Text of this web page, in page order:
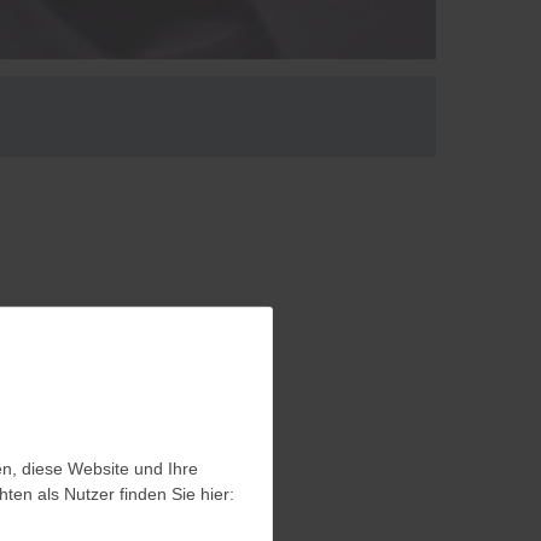
diese Website und Ihre
als Nutzer finden Sie hier:
diese Website und Ihre
als Nutzer finden Sie hier: